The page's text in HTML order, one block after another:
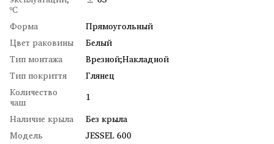
ºC
Форма
Прямоугольный
Цвет раковины
Белый
Тип монтажа
Врезной;Накладной
Тип покриття
Глянец
Количество
чаш
1
Наличие крыла
Без крыла
Модель
JESSEL 600